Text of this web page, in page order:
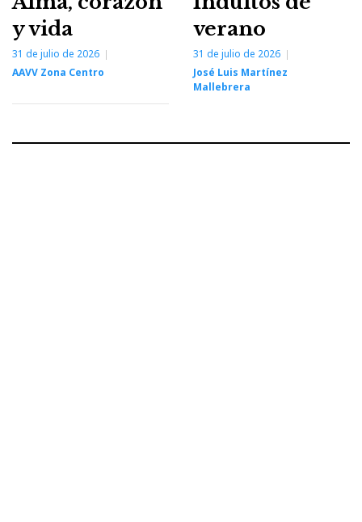
y vida
31 de julio de 2026
AAVV Zona Centro
verano
31 de julio de 2026
José Luis Martínez
Mallebrera